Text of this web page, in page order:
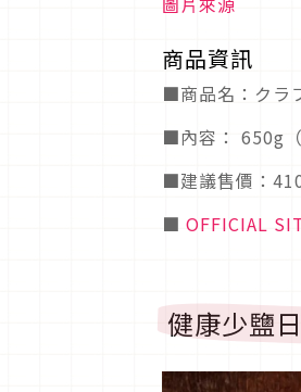
商品資訊
■商品名：クラ
■內容： 650g
■建議售價：
■ OFFICIAL
健康少鹽